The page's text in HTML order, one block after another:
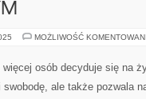
MOŻLIWOŚĆ
osób decyduje się na
ale także pozwala